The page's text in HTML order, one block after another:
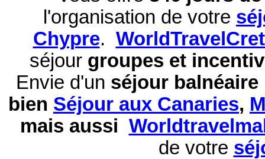
l'organisation de votre
Chypre.
séjour groupes et
Envie d'un séjour balnéaire
bien Séjour aux Canaries,
mais aussi
de votre